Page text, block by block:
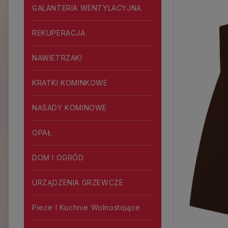
GALANTERIA WENTYLACYJNA
REKUPERACJA
NAWIETRZAKI
KRATKI KOMINKOWE
NASADY KOMINOWE
OPAŁ
DOM I OGRÓD
URZĄDZENIA GRZEWCZE
Piece I Kuchnie Wolnostojące